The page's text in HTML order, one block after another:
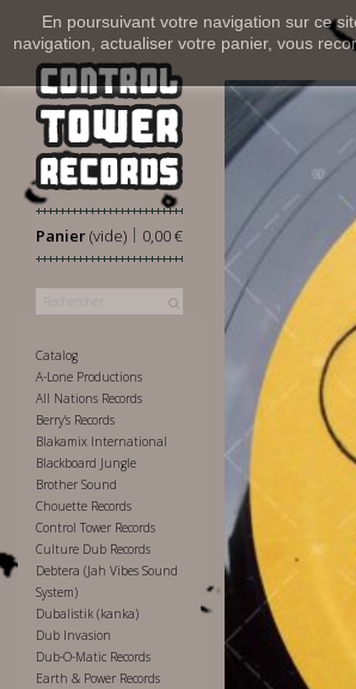
En poursuivant votre navigation sur ce
navigation, actualiser votre panier, vous
Panier 0,00 €
|
(vide)
Catalog
A-Lone Productions
All Nations Records
Berry's Records
Blakamix International
Blackboard Jungle
Brother Sound
Chouette Records
Control Tower Records
Culture Dub Records
Debtera (Jah Vibes Sound
System)
Dubalistik (kanka)
Dub Invasion
Dub-O-Matic Records
Earth & Power Records